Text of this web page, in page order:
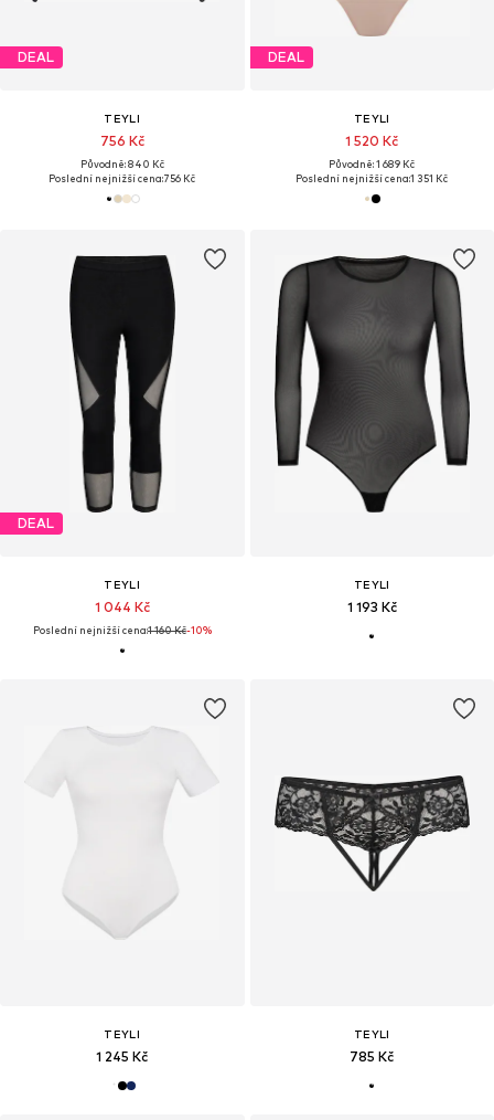
DEAL
TEYLI
756 Kč
Původně: 840 Kč
Poslední nejnižší cena:756 Kč
DEAL
TEYLI
1 520 Kč
Původně: 1 689 Kč
Poslední nejnižší cena:1 351 Kč
DEAL
TEYLI
1 044 Kč
Poslední nejnižší cena:1 160 Kč-10%
TEYLI
1 193 Kč
TEYLI
1 245 Kč
TEYLI
785 Kč